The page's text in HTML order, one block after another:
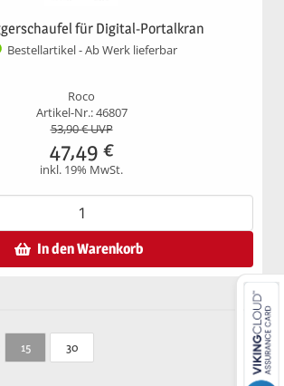
für Digital-Portalkran
Bestellartikel - Ab Werk lieferbar
Roco
Artikel-Nr.: 46807
53,90€ UVP
47,49 €
inkl. 19% MwSt.
In den Warenkorb
15 30